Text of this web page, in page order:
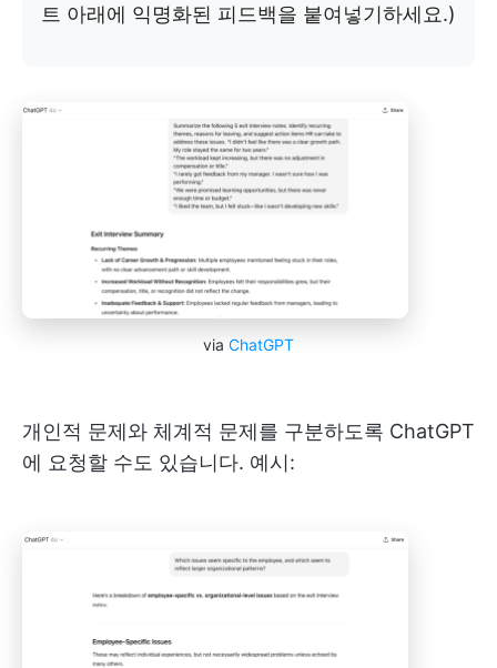
트 아래에 익명화된 피드백을 붙여넣기하세요.)
via ChatGPT
개인적 문제와 체계적 문제를 구분하도록 ChatGPT
에 요청할 수도 있습니다. 예시: